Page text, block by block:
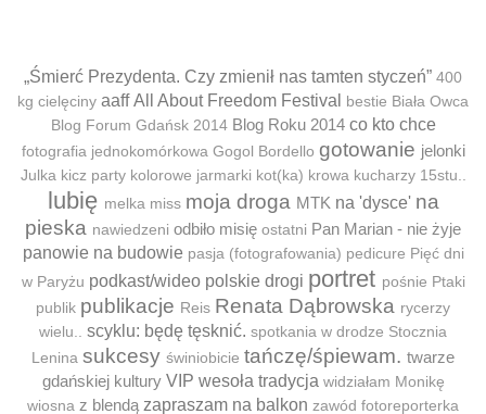
„Śmierć Prezydenta. Czy zmienił nas tamten styczeń” 400
kg cielęciny aaff All About Freedom Festival bestie Biała Owca
Blog Forum Gdańsk 2014 Blog Roku 2014 co kto chce
fotografia jednokomórkowa Gogol Bordello gotowanie jelonki
Julka kicz party kolorowe jarmarki kot(ka) krowa kucharzy 15stu..
lubię melka miss moja droga MTK na 'dysce' na
pieska nawiedzeni odbiło misię ostatni Pan Marian - nie żyje
panowie na budowie pasja (fotografowania) pedicure Pięć dni
w Paryżu podkast/wideo polskie drogi portret pośnie Ptaki
publik publikacje Reis Renata Dąbrowska rycerzy
wielu.. scyklu: będę tęsknić. spotkania w drodze Stocznia
Lenina sukcesy świniobicie tańczę/śpiewam. twarze
gdańskiej kultury VIP wesoła tradycja widziałam Monikę
wiosna z blendą zapraszam na balkon zawód fotoreporterka